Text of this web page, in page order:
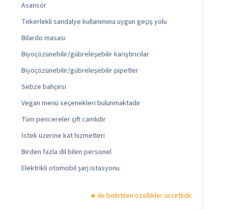
Asansör
Tekerlekli sandalye kullanımına uygun geçiş yolu
Bilardo masası
Biyoçözünebilir/gübreleşebilir karıştırıcılar
Biyoçözünebilir/gübreleşebilir pipetler
Sebze bahçesi
Vegan menü seçenekleri bulunmaktadır
Tüm pencereler çift camlıdır
İstek üzerine kat hizmetleri
Birden fazla dil bilen personel
Elektrikli otomobil şarj istasyonu
ile belirtilen özellikler ücretlidir.